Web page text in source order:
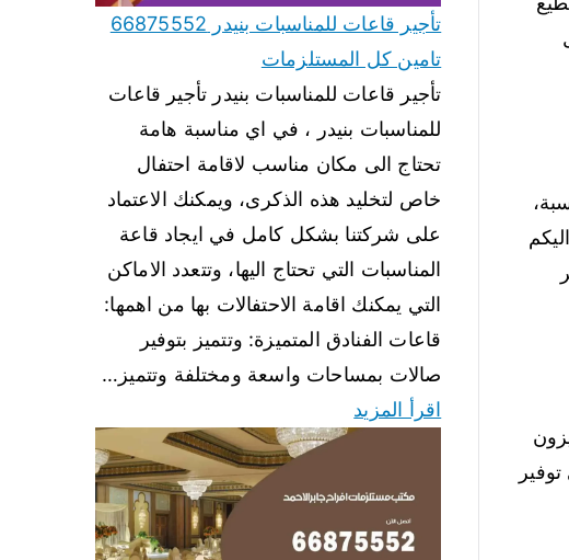
تأجير قاعات للمناسبات بنيدر 66875552
تامين كل المستلزمات
تأجير قاعات للمناسبات بنيدر تأجير قاعات
للمناسبات بنيدر ، في اي مناسبة هامة
تحتاج الى مكان مناسب لاقامة احتفال
خاص لتخليد هذه الذكرى، ويمكنك الاعتماد
على شركتنا بشكل كامل في ايجاد قاعة
المناسبات التي تحتاج اليها، وتتعدد الاماكن
التي يمكنك اقامة الاحتفالات بها من اهمها:
قاعات الفنادق المتميزة: وتتميز بتوفير
صالات بمساحات واسعة ومختلفة وتتميز…
اقرأ المزيد